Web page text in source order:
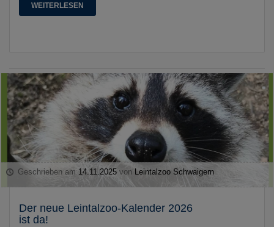
WEITERLESEN
Geschrieben am 14.11.2025 von Leintalzoo Schwaigern
Der neue Leintalzoo-Kalender 2026
ist da!